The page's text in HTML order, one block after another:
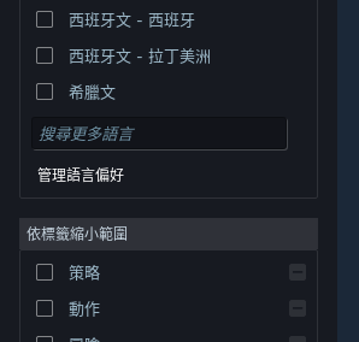
權人在美國與其它國家（地區）之財產。
Cookie
西班牙文 - 西班牙
西班牙文 - 拉丁美洲
希臘文
管理語言偏好
依標籤縮小範圍
策略
動作